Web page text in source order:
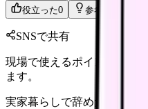
役立った0 参考になった
SNSで共有
現場で使えるポイントを、
ます。
実家暮らしで辞めたい時に